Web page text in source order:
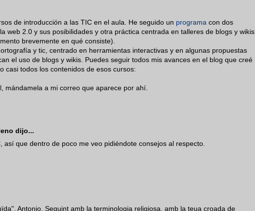
de introducción a las TIC en el aula. He seguido un programa con dos
web 2.0 y sus posibilidades y otra práctica centrada en talleres de blogs y wikis
brevemente en qué consiste).
y tic, centrado en herramientas interactivas y en algunas propuestas
el uso de blogs y wikis. Puedes seguir todos mis avances en el blog que creé
casi todos los contenidos de esos cursos:
mándamela a mi correo que aparece por ahí.
dijo...
así que dentro de poco me veo pidiéndote consejos al respecto.
Antonio. Seguint amb la terminologia religiosa, amb la teua croada de